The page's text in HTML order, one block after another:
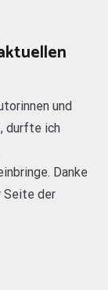
und
durfte ich
Danke
Seite der